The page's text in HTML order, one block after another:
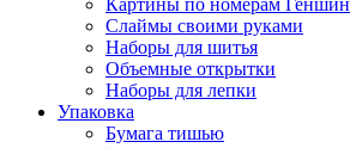
Слаймы своими руками
Наборы для шитья
Объемные открытки
Наборы для лепки
Упаковка
Бумага тишью